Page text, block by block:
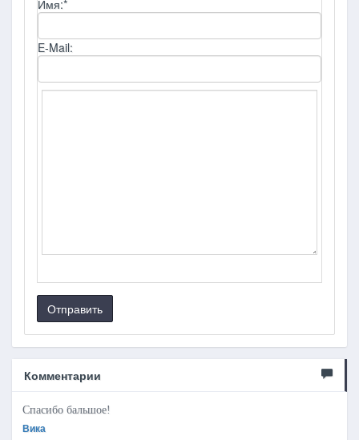
Имя:*
E-Mail:
Отправить
Комментарии
Спасибо бальшое!
Вика